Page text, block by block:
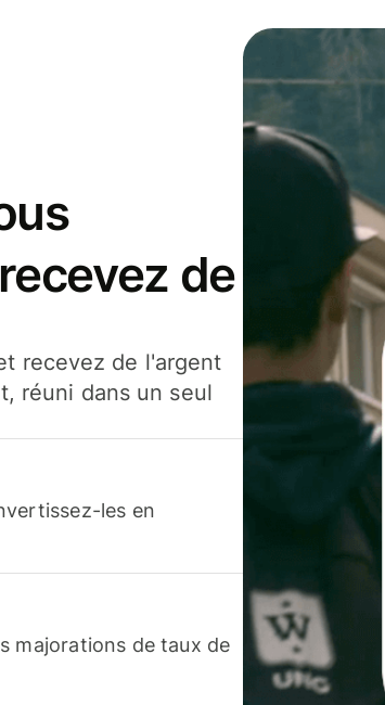
de
recevez de l'argent
réuni dans un seul
les en
majorations de taux de